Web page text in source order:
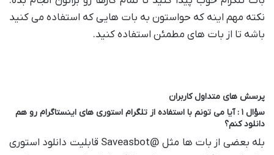
نکته مهم اینه که حواستون به بات هایی که استفاده می کنید
باشه تا از بات های مطمئن استفاده کنید.
پرسش های متداول کاربران
سؤال ۱ : آیا می تونم با استفاده از تلگرام استوری های اینستاگرام رو هم
دانلود کنم؟
بله بعضی از بات ها مثل @Saveasbot قابلیت دانلود استوری